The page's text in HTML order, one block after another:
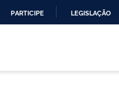
PARTICIPE LEGISLAÇÃO